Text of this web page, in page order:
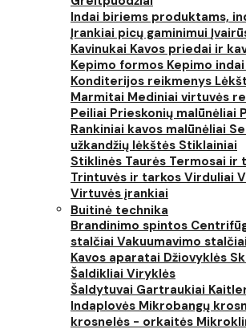
Indai biriems produktams,
Įrankiai picų gaminimui
Kavinukai Kavos priedai ir
Kepimo formos Kepimo indai
Konditerijos reikmenys
Marmitai Mediniai virtuvės
Peiliai Prieskonių malūnėliai
Rankiniai kavos malūnėliai
užkandžių lėkštės Stiklainiai
Stiklinės Taurės Termosai ir
Trintuvės ir tarkos Virduliai
Virtuvės įrankiai
Buitinė technika
Brandinimo spintos
stalčiai Vakuumavimo stalčiai
Kavos aparatai Džiovyklės
Šaldikliai Viryklės
Šaldytuvai Gartraukiai
Indaplovės Mikrobangų
krosnelės - orkaitės